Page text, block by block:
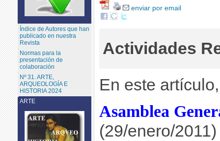
enviar por email
Actividades
En este
Asamblea
(29/enero/2011)
ARTE
Índice de Autores que han
publicado en nuestra
Revista
Normas para la
presentación de
colaboración
Nº 31. ARTE,
ARQUEOLOGÍA E
HISTORIA 2024